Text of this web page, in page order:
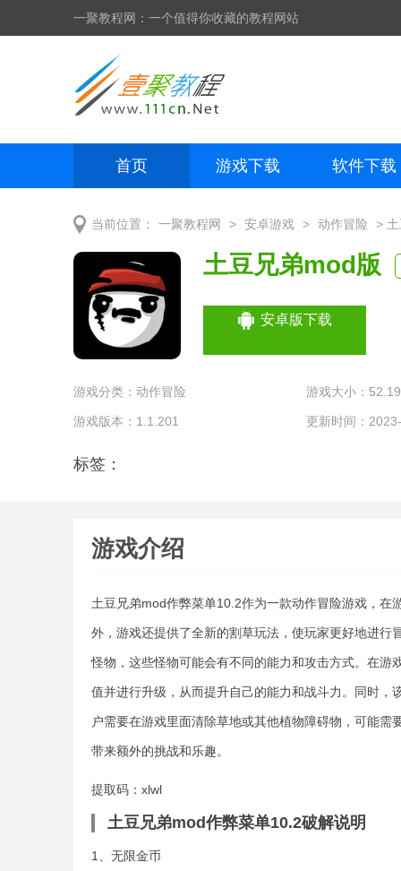
一聚教程网：一个值得你收藏的教程网站
首页 游戏下载 软件下载
当前位置： 一聚教程网 > 安卓游戏 > 动作冒险 >
土豆兄弟mod版
安卓版下载
游戏分类： 动作冒险 游戏大小：
游戏版本：1.1.201 更新时间：
标签：
游戏介绍
土豆兄弟mod作弊菜单10.2作为一款动作冒险游戏，
外，游戏还提供了全新的割草玩法，使玩家更好地进
怪物，这些怪物可能会有不同的能力和攻击方式。在
值并进行升级，从而提升自己的能力和战斗力。同时
户需要在游戏里面清除草地或其他植物障碍物，可能
带来额外的挑战和乐趣。
提取码：xlwl
土豆兄弟mod作弊菜单10.2破解说明
1、无限金币